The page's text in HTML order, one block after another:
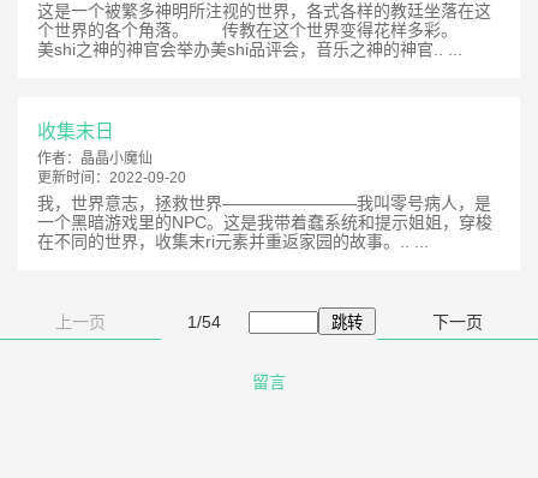
这是一个被繁多神明所注视的世界，各式各样的教廷坐落在这
个世界的各个角落。 传教在这个世界变得花样多彩。
美shi之神的神官会举办美shi品评会，音乐之神的神官.. ...
收集末日
作者： 晶晶小魔仙
更新时间： 2022-09-20
我，世界意志，拯救世界————————我叫零号病人，是
一个黑暗游戏里的NPC。这是我带着蠢系统和提示姐姐，穿梭
在不同的世界，收集末ri元素并重返家园的故事。.. ...
上一页 1/54 下一页
留言